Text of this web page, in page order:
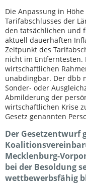
Die Anpassung in
Tarifabschlusses der
den tatsächlichen und
aktuell dauerhaften
Zeitpunkt des
nicht im Entferntesten.
wirtschaftlichen
unabdingbar. Der dbb
Sonder- oder
Abmilderung der
wirtschaftlichen Krise
Gesetz genannten
Der Gesetzentwurf
Mecklenburg-
bei der Besoldung
wettbewerbsfähig